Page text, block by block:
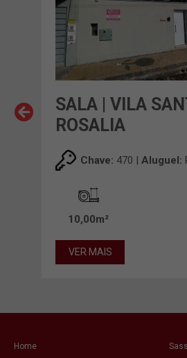
SALA | VILA
ROSALIA
Chave: 470 | Aluguel:
10,00m²
VER MAIS
Home